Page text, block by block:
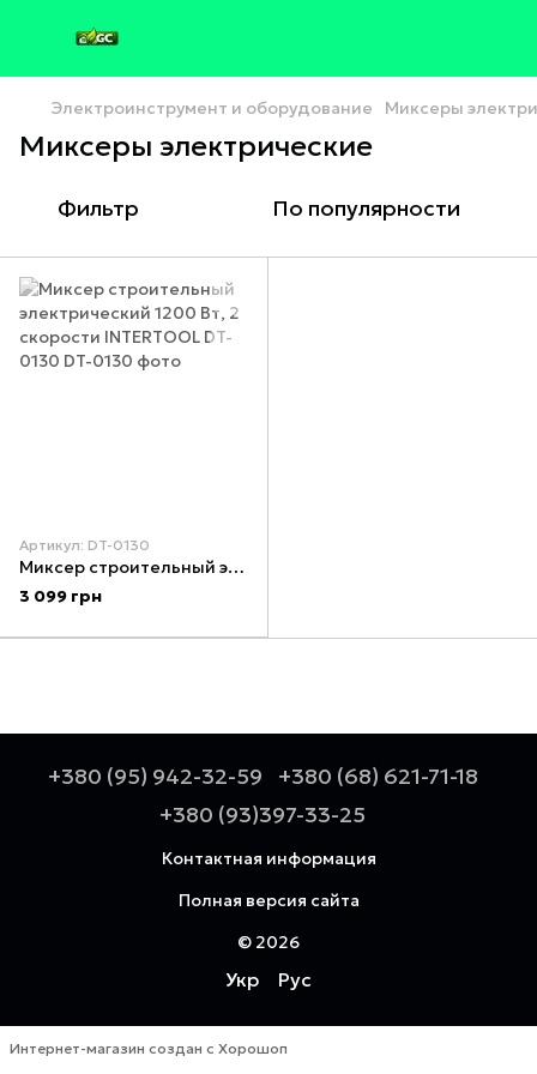
Электроинструмент и оборудование Миксеры
Миксеры электрические
Фильтр По популярности
Артикул: DT-0130
Миксер строительный электрический 1200 Вт, 2 скорости INTERTOOL DT-0130
3 099 грн
+380 (95) 942-32-59
+380 (68) 621-71-18
+380 (93)397-33-25
Контактная информация
Полная версия сайта
© 2026
Укр Рус
Интернет-магазин создан с Хорошоп